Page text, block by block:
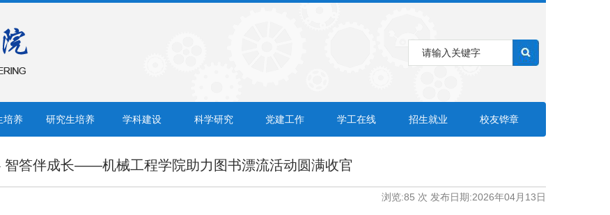
培养 研究生培养 学科建设 科学研究 党建工作 学工在线 招生就业 校友铧章
智答伴成长——机械工程学院助力图书漂流活动圆满收官
浏览:85 次 发布日期:2026年04月13日